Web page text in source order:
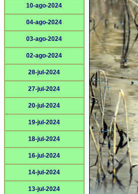
10-ago-2024
04-ago-2024
03-ago-2024
02-ago-2024
28-jul-2024
27-jul-2024
20-jul-2024
19-jul-2024
18-jul-2024
16-jul-2024
14-jul-2024
13-jul-2024